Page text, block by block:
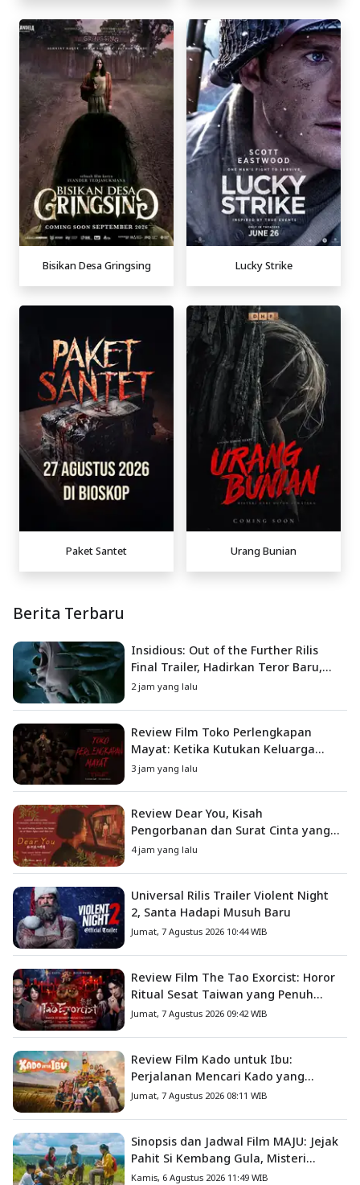
Bisikan Desa Gringsing Lucky Strike
Paket Santet Urang Bunian
Berita Terbaru
Insidious: Out of the Further Rilis
Final Trailer, Hadirkan Teror Baru,
Iblis Kini Masuk ke Dunia Manusia
2 jam yang lalu
Review Film Toko Perlengkapan
Mayat: Ketika Kutukan Keluarga
Menjadi Sumber Teror yang
3 jam yang lalu
Review Dear You, Kisah
Pengorbanan dan Surat Cinta yang
Menyentuh Hati
4 jam yang lalu
Universal Rilis Trailer Violent Night
2, Santa Hadapi Musuh Baru
Jumat, 7 Agustus 2026 10:44 WIB
Review Film The Tao Exorcist: Horor
Ritual Sesat Taiwan yang Penuh
Misteri dan Teror Psikologis
Jumat, 7 Agustus 2026 09:42 WIB
Review Film Kado untuk Ibu:
Perjalanan Mencari Kado yang
Mengajarkan Arti Keluarga
Jumat, 7 Agustus 2026 08:11 WIB
Sinopsis dan Jadwal Film MAJU: Jejak
Pahit Si Kembang Gula, Misteri
Hilangnya Bagas di Lokasi Jambore
Kamis, 6 Agustus 2026 11:49 WIB